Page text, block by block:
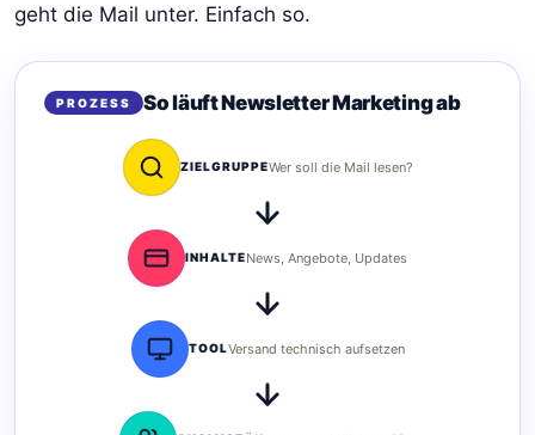
geht die Mail unter. Einfach so.
PROZESS So läuft Newsletter Marketing ab
ZIELGRUPPEWer soll die Mail lesen?
INHALTENews, Angebote, Updates
TOOLVersand technisch aufsetzen